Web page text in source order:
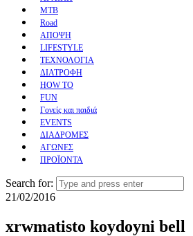
MTB
Road
ΑΠΟΨΗ
LIFESTYLE
ΤΕΧΝΟΛΟΓΙΑ
ΔΙΑΤΡΟΦΗ
HOW TO
FUN
Γονείς και παιδιά
EVENTS
ΔΙΑΔΡΟΜΕΣ
ΑΓΩΝΕΣ
ΠΡΟΪΟΝΤΑ
Search for:
21/02/2016
xrwmatisto koydoyni bell